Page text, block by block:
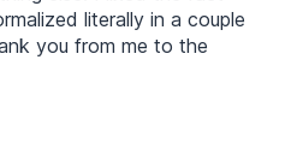
literally in a couple
you from me to the